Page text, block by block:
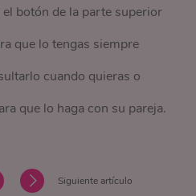
botón de la parte superior
que lo tengas siempre
cuando quieras o
que lo haga con su pareja.
Siguiente artículo